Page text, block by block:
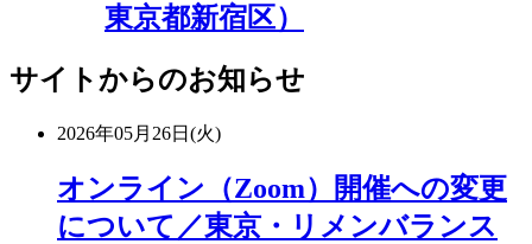
東京都新宿区）
サイトからのお知らせ
2026年05月26日(火)
オンライン（Zoom）開催への変更
について／東京・リメンバランス